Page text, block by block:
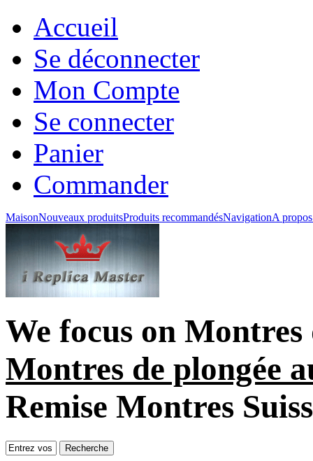
Accueil
Se déconnecter
Mon Compte
Se connecter
Panier
Commander
MaisonNouveaux produitsProduits recommandésNavigationA
We focus on Montres
Montres de plongée
Remise Montres